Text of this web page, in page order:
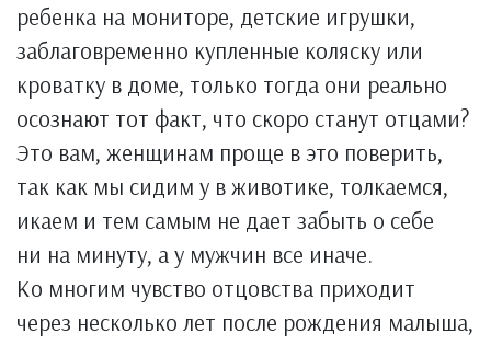
ребенка на мониторе, детские игрушки,
заблаговременно купленные коляску или
кроватку в доме, только тогда они реально
осознают тот факт, что скоро станут отцами?
Это вам, женщинам проще в это поверить,
так как мы сидим у в животике, толкаемся,
икаем и тем самым не дает забыть о себе
ни на минуту, а у мужчин все иначе.
Ко многим чувство отцовства приходит
через несколько лет после рождения малыша,